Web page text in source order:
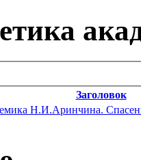
Заголовок
Н.И.Аринчина.